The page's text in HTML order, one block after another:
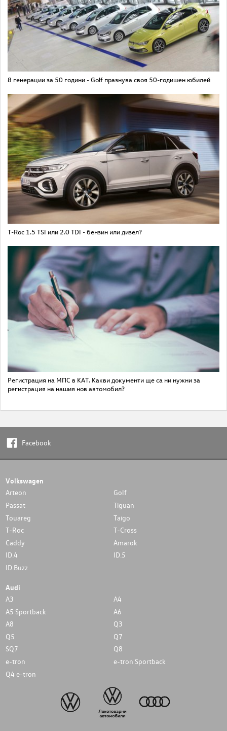
8 генерации за 50 години - Golf празнува своя 50-годишен юбилей
T-Roc 1.5 TSI или 2.0 TDI - бензин или дизел?
Регистрация на МПС в КАТ. Какви документи ще са ни нужни за
регистрация на нашия нов автомобил?
Facebook
Volkswagen
Arteon
Golf
Passat
Tiguan
Touareg
Taigo
T-Roc
T-Cross
Caddy
Amarok
ID.4
ID.5
ID.Buzz
Audi
A3
A4
A5 Sportback
A6
A8
Q3
Q5
Q7
SQ7
Q8
e-tron
e-tron Sportback
Q4 e-tron